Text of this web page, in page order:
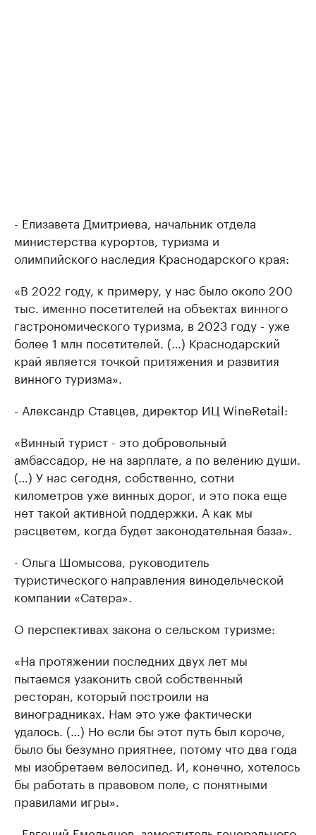
- Елизавета Дмитриева, начальник отдела
министерства курортов, туризма и
олимпийского наследия Краснодарского края:
«В 2022 году, к примеру, у нас было около 200
тыс. именно посетителей на объектах винного
гастрономического туризма, в 2023 году - уже
более 1 млн посетителей. (…) Краснодарский
край является точкой притяжения и развития
винного туризма».
- Александр Ставцев, директор ИЦ WineRetail:
«Винный турист - это добровольный
амбассадор, не на зарплате, а по велению души.
(…) У нас сегодня, собственно, сотни
километров уже винных дорог, и это пока еще
нет такой активной поддержки. А как мы
расцветем, когда будет законодательная база».
- Ольга Шомысова, руководитель
туристического направления винодельческой
компании «Сатера».
О перспективах закона о сельском туризме:
«На протяжении последних двух лет мы
пытаемся узаконить свой собственный
ресторан, который построили на
виноградниках. Нам это уже фактически
удалось. (…) Но если бы этот путь был короче,
было бы безумно приятнее, потому что два года
мы изобретаем велосипед. И, конечно, хотелось
бы работать в правовом поле, с понятными
правилами игры».